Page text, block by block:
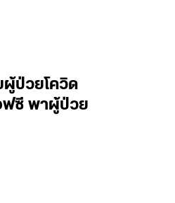
ผู้ป่วยโควิด
ฟซี พาผู้ป่วย